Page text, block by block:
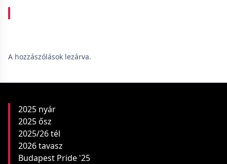
A hozzászólások lezárva.
2025 nyár
2025 ősz
2025/26 tél
2026 tavasz
Budapest Pride '25